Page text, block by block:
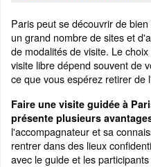
Paris peut se découvrir de
un grand nombre de sites et
de modalités de visite. Le
visite libre dépend souvent de
ce que vous espérez retirer de
Faire une visite guidée à
présente plusieurs
l'accompagnateur et sa
rentrer dans des lieux
avec le guide et les